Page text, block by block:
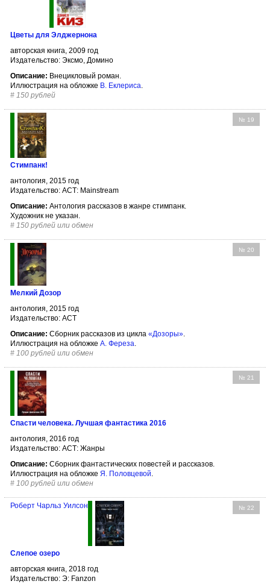
Цветы для Элджернона
авторская книга, 2009 год
Издательство: Эксмо, Домино
Описание: Внецикловый роман.
Иллюстрация на обложке В. Еклериса.
# 150 рублей
№ 19
Стимпанк!
антология, 2015 год
Издательство: АСТ: Mainstream
Описание: Антология рассказов в жанре стимпанк.
Художник не указан.
# 150 рублей или обмен
№ 20
Мелкий Дозор
антология, 2015 год
Издательство: АСТ
Описание: Сборник рассказов из цикла «Дозоры».
Иллюстрация на обложке А. Фереза.
# 100 рублей или обмен
№ 21
Спасти человека. Лучшая фантастика 2016
антология, 2016 год
Издательство: АСТ: Жанры
Описание: Сборник фантастических повестей и рассказов.
Иллюстрация на обложке Я. Половцевой.
# 100 рублей или обмен
№ 22
Роберт Чарльз Уилсон
Слепое озеро
авторская книга, 2018 год
Издательство: Э: Fanzon